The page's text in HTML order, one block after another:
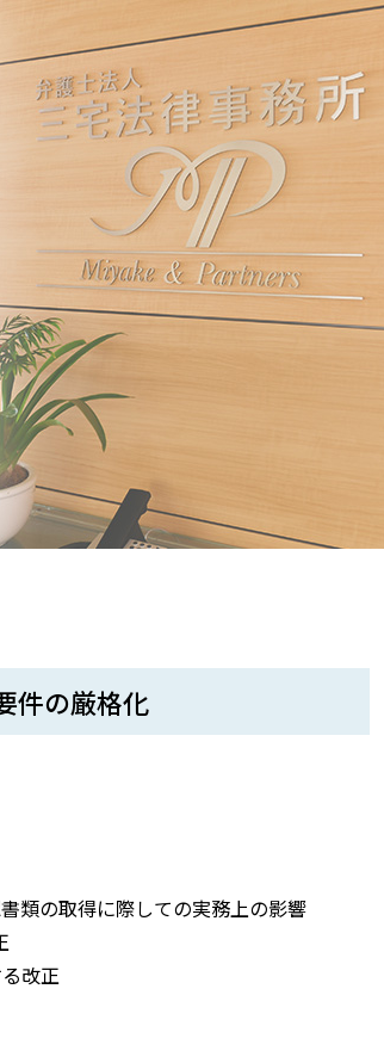
件の厳格化
類の取得に際しての実務上の影響
改正